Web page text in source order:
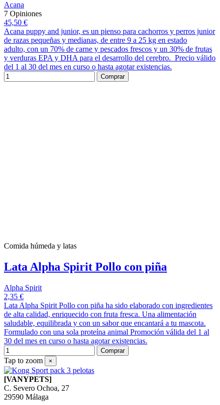
Acana
7 Opiniones
45,50 €
Acana puppy and junior, es un pienso para cachorros y perros junior
de razas pequeñas y medianas, de entre 9 a 25 kg en estado
adulto, con un 70% de carne y pescados frescos y un 30% de frutas
y verduras EPA y DHA para el desarrollo del cerebro. Precio válido
del 1 al 30 del mes en curso o hasta agotar existencias.
Comprar
Comida húmeda y latas
Lata Alpha Spirit Pollo con piña
Alpha Spirit
2,35 €
Lata Alpha Spirit Pollo con piña ha sido elaborado con ingredientes
de alta calidad, enriquecido con fruta fresca. Una alimentación
saludable, equilibrada y con un sabor que encantará a tu mascota.
Formulado con una sola proteína animal Promoción válida del 1 al
30 del mes en curso o hasta agotar existencias.
Comprar
Tap to zoom ×
[VANYPETS]
C. Severo Ochoa, 27
29590 Málaga